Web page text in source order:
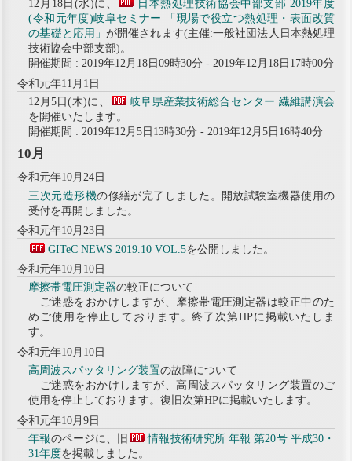
12月18日(水)に、
日本熱処理技術協会中部支部 2019年度
(令和元年度)岐阜セミナー 「現場で役立つ熱処理・表面改質
の基礎と応用」が開催されます(主催:一般社団法人日本熱処理
技術協会中部支部)。
開催期間 : 2019年12月18日09時30分 - 2019年12月18日17時00分
令和元年11月1日
12月5日(木)に、
岐阜県産業技術総合センター 繊維講演会
を開催いたします。
開催期間 : 2019年12月5日13時30分 - 2019年12月5日16時40分
10月
令和元年10月24日
三次元造形機の修繕が完了しました。開放試験室機器使用の
受付を再開しました。
令和元年10月23日
GITeC NEWS 2019.10 VOL.5を公開しました。
令和元年10月10日
摩擦帯電圧測定器の較正について
ご迷惑をおかけしますが、摩擦帯電圧測定器は較正中のた
めご使用を停止しております。終了次第HPに掲載いたしま
す。
令和元年10月10日
高周波スパッタリング装置の故障について
ご迷惑をおかけしますが、高周波スパッタリング装置のご
使用を停止しております。復旧次第HPに掲載いたします。
令和元年10月9日
年報のページに、旧
情報技術研究所 年報 第20号 平成30・
31年度を掲載しました。